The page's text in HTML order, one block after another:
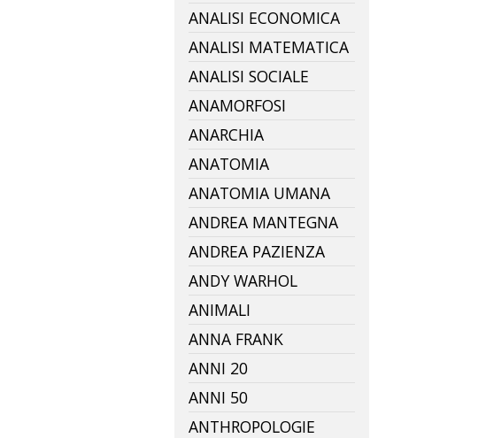
ANALISI ECONOMICA
ANALISI MATEMATICA
ANALISI SOCIALE
ANAMORFOSI
ANARCHIA
ANATOMIA
ANATOMIA UMANA
ANDREA MANTEGNA
ANDREA PAZIENZA
ANDY WARHOL
ANIMALI
ANNA FRANK
ANNI 20
ANNI 50
ANTHROPOLOGIE